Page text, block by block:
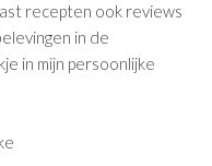
recepten ook reviews
in de
in mijn persoonlijke